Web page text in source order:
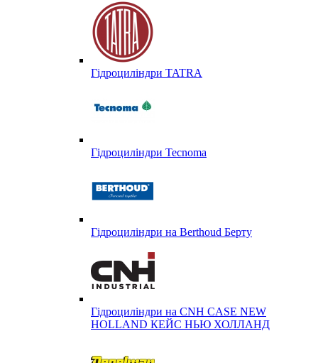
Гідроциліндри TATRA
Гідроциліндри Tecnoma
Гідроциліндри на Berthoud Берту
Гідроциліндри на CNH CASE NEW
HOLLAND КЕЙС НЬЮ ХОЛЛАНД